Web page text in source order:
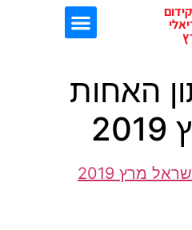
האחות
מרץ 2019